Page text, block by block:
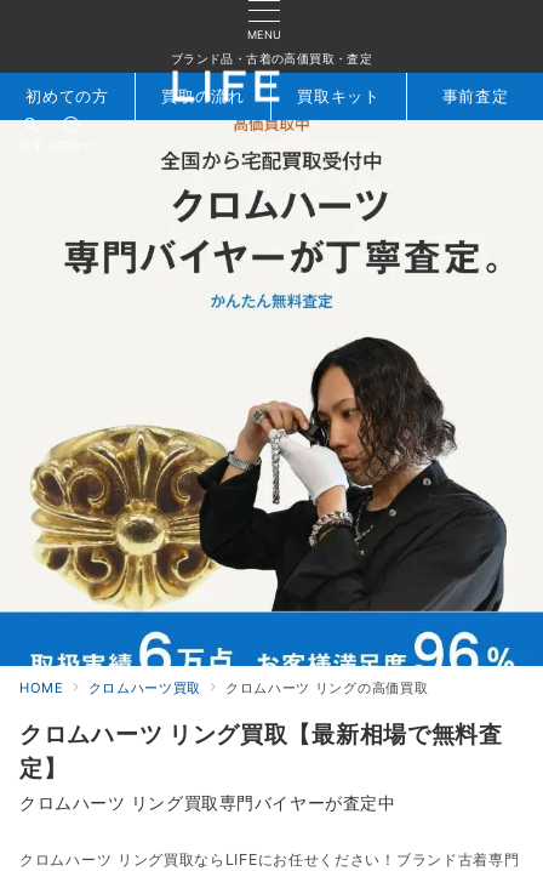
MENU
ブランド品・古着の高価買取・査定
初めての方 買取の流れ 買取キット 事前査定
HOME クロムハーツ買取 クロムハーツ リングの高価買取
クロムハーツ リング買取【最新相場で無料査
定】
クロムハーツ リング買取専門バイヤーが査定中
クロムハーツ リング買取ならLIFEにお任せください！ブランド古着専門